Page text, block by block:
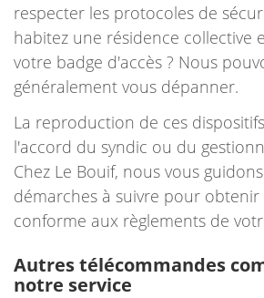
respecter les protocoles de
habitez une résidence collective
votre badge d'accès ? Nous
généralement vous dépanner.
La reproduction de ces
l'accord du syndic ou du
Chez Le Bouif, nous vous
démarches à suivre pour
conforme aux règlements de
Autres télécommandes
notre service